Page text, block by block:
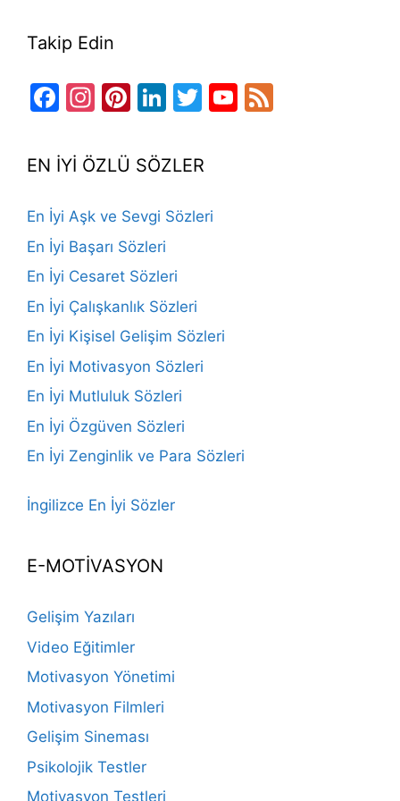
Takip Edin
Facebook
Instagram
Pinterest
LinkedIn
TwitterYouTube
EN İYİ ÖZLÜ SÖZLER
En İyi Aşk ve Sevgi Sözleri
En İyi Başarı Sözleri
En İyi Cesaret Sözleri
En İyi Çalışkanlık Sözleri
En İyi Kişisel Gelişim Sözleri
En İyi Motivasyon Sözleri
En İyi Mutluluk Sözleri
En İyi Özgüven Sözleri
En İyi Zenginlik ve Para Sözleri
İngilizce En İyi Sözler
E-MOTİVASYON
Gelişim Yazıları
Video Eğitimler
Motivasyon Yönetimi
Motivasyon Filmleri
Gelişim Sineması
Psikolojik Testler
Motivasyon Testleri